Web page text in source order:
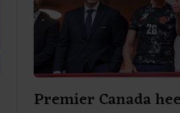
Premier Canada